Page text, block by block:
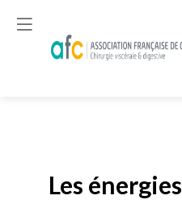
Les énergies